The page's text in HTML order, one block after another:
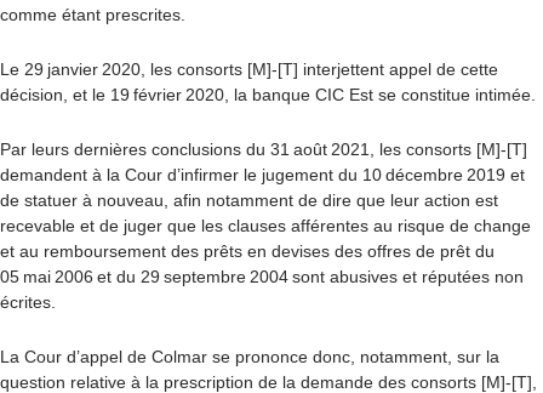
comme étant prescrites.
Le 29 janvier 2020, les consorts [M]-[T] interjettent appel de cette
décision, et le 19 février 2020, la banque CIC Est se constitue intimée.
Par leurs dernières conclusions du 31 août 2021, les consorts [M]-[T]
demandent à la Cour d’infirmer le jugement du 10 décembre 2019 et
de statuer à nouveau, afin notamment de dire que leur action est
recevable et de juger que les clauses afférentes au risque de change
et au remboursement des prêts en devises des offres de prêt du
05 mai 2006 et du 29 septembre 2004 sont abusives et réputées non
écrites.
La Cour d’appel de Colmar se prononce donc, notamment, sur la
question relative à la prescription de la demande des consorts [M]-[T],